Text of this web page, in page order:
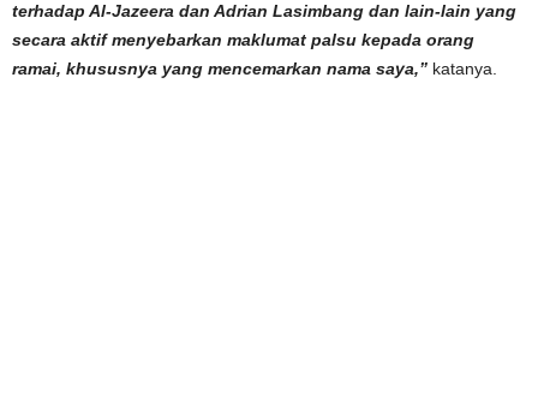
terhadap Al-Jazeera dan Adrian Lasimbang dan lain-lain yang
secara aktif menyebarkan maklumat palsu kepada orang
ramai, khususnya yang mencemarkan nama saya,” katanya.